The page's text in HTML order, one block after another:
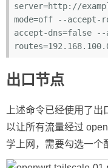
server=http://
mode=off --accept-
accept-dns=false --
出口节点
上述命令已经使用了
以让所有流量经过
学上网，需要勾选一个